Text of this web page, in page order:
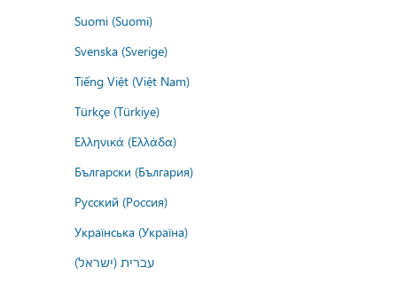
Suomi (Suomi)
Svenska (Sverige)
Tiếng Việt (Việt Nam)
Türkçe (Türkiye)
Ελληνικά (Ελλάδα)
Български (България)
Русский (Россия)
Українська (Україна)
עברית (ישראל)